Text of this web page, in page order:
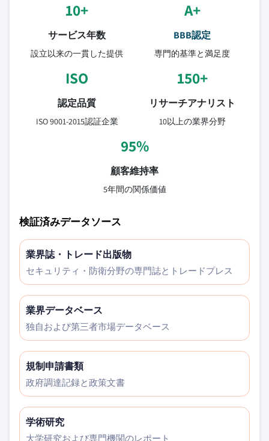
10+
サービス年数
設立以来の一貫した提供
A+
BBB認定
専門的基準と満足度
ISO
認定品質
ISO 9001-2015認証企業
150+
リサーチアナリスト
10以上の業界分野
95%
顧客維持率
5年間の関係価値
検証済みデータソース
業界誌・トレード出版物
セキュリティ・防衛分野の専門誌とトレードプレス
業界データベース
独自および第三者市場データベース
規制申請書類
政府調達記録と政策文書
学術研究
大学研究および専門機関のレポート